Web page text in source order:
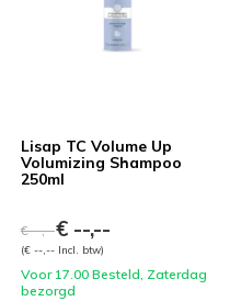
Lisap TC Volume Up
Volumizing Shampoo
250ml
€ --,--€ --,--
(€ --,-- Incl. btw)
Voor 17.00 Besteld, Zaterdag
bezorgd